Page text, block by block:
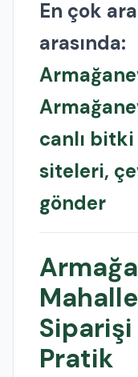
En çok
arasında:
canlı bitki
siteleri,
gönder
Pratik